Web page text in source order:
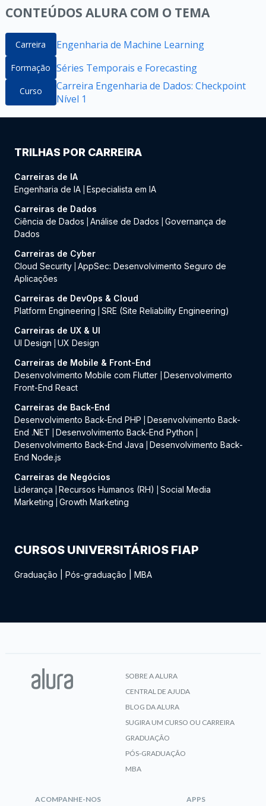
CONTEÚDOS ALURA COM O TEMA
Carreira Engenharia de Machine Learning
Formação Séries Temporais e Forecasting
Curso
Carreira Engenharia de Dados: Checkpoint
Nível 1
TRILHAS POR CARREIRA
Carreiras de IA
Engenharia de IA Especialista em IA
Carreiras de Dados
Ciência de Dados
Análise de Dados
Governança de
Dados
Carreiras de Cyber
Cloud Security AppSec: Desenvolvimento Seguro de
Aplicações
Carreiras de DevOps & Cloud
Platform Engineering
SRE (Site Reliability Engineering)
Carreiras de UX & UI
UI Design
UX Design
Carreiras de Mobile & Front-End
Desenvolvimento Mobile com Flutter
Desenvolvimento
Front-End React
Carreiras de Back-End
Desenvolvimento Back-End PHP
Desenvolvimento Back-
End .NET
Desenvolvimento Back-End Python
Desenvolvimento Back-End Java
Desenvolvimento Back-
End Node.js
Carreiras de Negócios
Liderança
Recursos Humanos (RH)
Social Media
Marketing
Growth Marketing
CURSOS UNIVERSITÁRIOS FIAP
Graduação Pós-graduação MBA
SOBRE A ALURA
CENTRAL DE AJUDA
BLOG DA ALURA
SUGIRA UM CURSO OU CARREIRA
GRADUAÇÃO
PÓS-GRADUAÇÃO
MBA
ACOMPANHE-NOS APPS